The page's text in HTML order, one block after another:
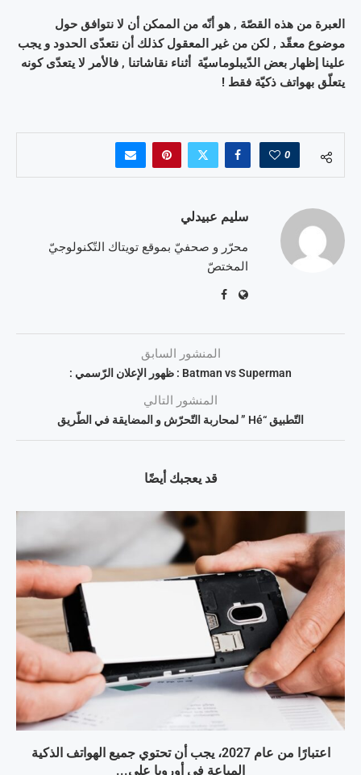
العبرة من هذه القصّة , هو أنّه من الممكن أن لا نتوافق حول
موضوع معقّد , لكن من غير المعقول كذلك أن نتعدّى الحدود و يجب
علينا إظهار بعض الدّيبلوماسيّة أثناء نقاشاتنا , فالأمر لا يتعدّى كونه
يتعلّق بهواتف ذكيّة فقط !
0
سليم عبيدلي
محرّر و صحفيّ بموقع تويتاك التّكنولوجيّ
المختصّ
المنشور السابق
Batman vs Superman : ظهور الإعلان الرّسمي :
المنشور التالي
التّطبيق “Hé ” لمحاربة التّحرّش و المضايقة في الطّريق
قد يعجبك أيضًا
اعتبارًا من عام 2027، يجب أن تحتوي جميع الهواتف الذكية
المباعة في أوروبا على...